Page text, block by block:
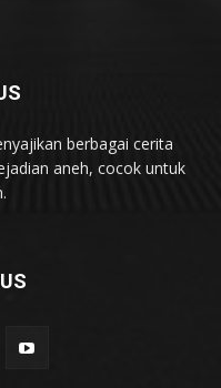
berbagai cerita
aneh, cocok untuk